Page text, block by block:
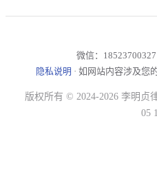
微信：
隐私说明 · 如网站内容涉及您
版权所有 © 2024-2026 李明贞
05